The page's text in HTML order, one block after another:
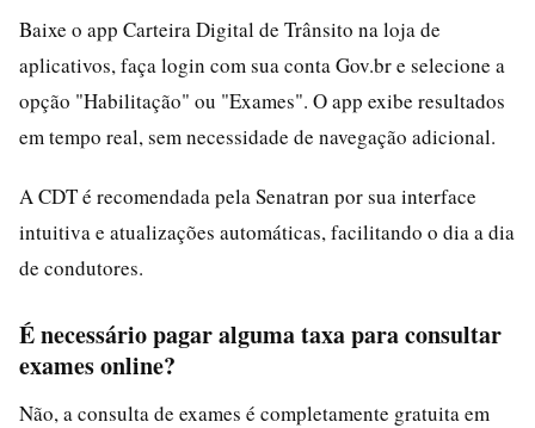
Baixe o app Carteira Digital de Trânsito na loja de
aplicativos, faça login com sua conta Gov.br e selecione a
opção "Habilitação" ou "Exames". O app exibe resultados
em tempo real, sem necessidade de navegação adicional.
A CDT é recomendada pela Senatran por sua interface
intuitiva e atualizações automáticas, facilitando o dia a dia
de condutores.
É necessário pagar alguma taxa para consultar
exames online?
Não, a consulta de exames é completamente gratuita em